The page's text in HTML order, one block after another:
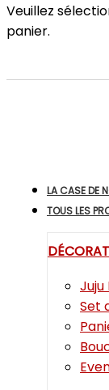
Veuillez
panier.
LA CASE DE
TOUS LES
Juju
Set